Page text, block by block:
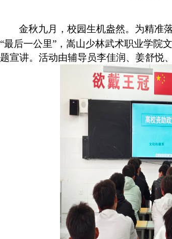
金秋九月，校园生机盎然。为精准
“最后一公里”，嵩山少林武术职业学院
题宣讲。活动由辅导员李佳润、 姜舒悦